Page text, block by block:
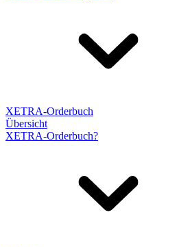
XETRA-Orderbuch
Übersicht
XETRA-Orderbuch?